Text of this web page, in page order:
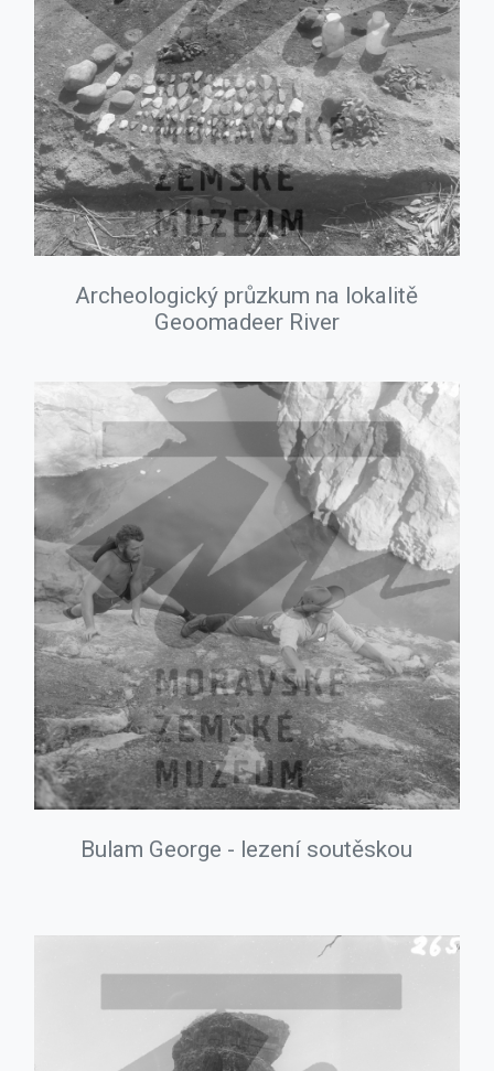
Archeologický průzkum na lokalitě
Geoomadeer River
Bulam George - lezení soutěskou